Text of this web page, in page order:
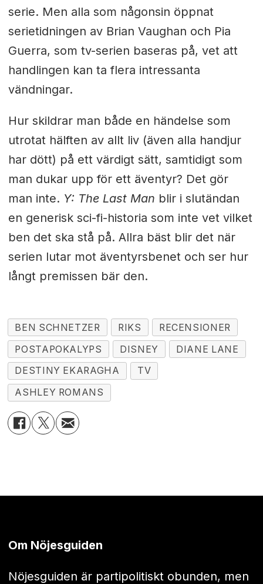
serie. Men alla som någonsin öppnat
serietidningen av Brian Vaughan och Pia
Guerra, som tv-serien baseras på, vet att
handlingen kan ta flera intressanta
vändningar.
Hur skildrar man både en händelse som
utrotat hälften av allt liv (även alla handjur
har dött) på ett värdigt sätt, samtidigt som
man dukar upp för ett äventyr? Det gör
man inte. Y: The Last Man blir i slutändan
en generisk sci-fi-historia som inte vet vilket
ben det ska stå på. Allra bäst blir det när
serien lutar mot äventyrsbenet och ser hur
långt premissen bär den.
BEN SCHNETZER RIKS
RECENSIONER
POSTAPOKALYPS
DISNEY
DIANE LANE
DESTINY EKARAGHA
TV
ASHLEY ROMANS
Om Nöjesguiden
Nöjesguiden är partipolitiskt obunden, men